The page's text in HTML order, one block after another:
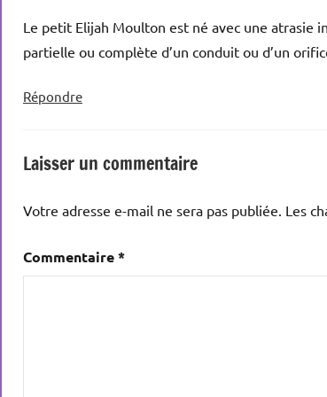
Le petit Elijah Moulton est né avec une atrasie
partielle ou complète d’un conduit ou d’un
Répondre
Laisser un commentaire
Votre adresse e-mail ne sera pas publiée. Les
Commentaire*